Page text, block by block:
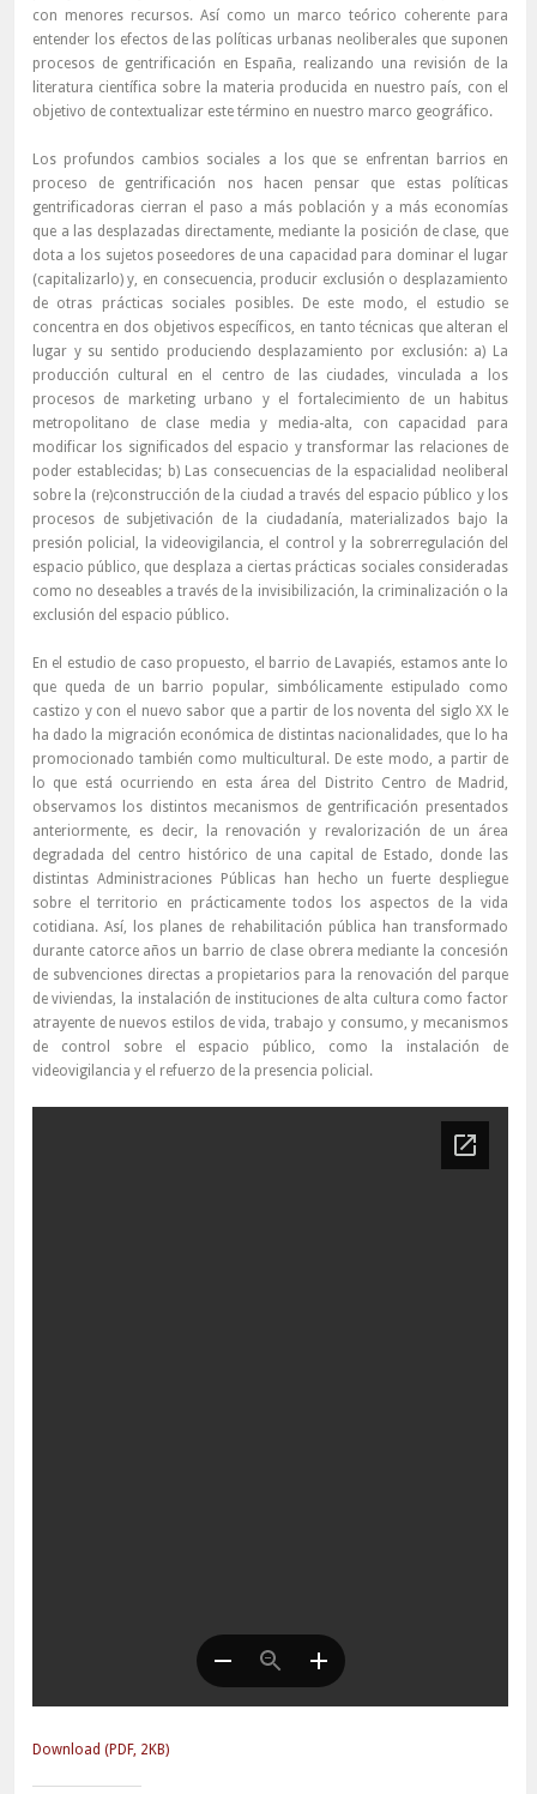
con menores recursos. Así como un marco teórico coherente para
entender los efectos de las políticas urbanas neoliberales que suponen
procesos de gentrificación en España, realizando una revisión de la
literatura científica sobre la materia producida en nuestro país, con el
objetivo de contextualizar este término en nuestro marco geográfico.
Los profundos cambios sociales a los que se enfrentan barrios en
proceso de gentrificación nos hacen pensar que estas políticas
gentrificadoras cierran el paso a más población y a más economías
que a las desplazadas directamente, mediante la posición de clase, que
dota a los sujetos poseedores de una capacidad para dominar el lugar
(capitalizarlo) y, en consecuencia, producir exclusión o desplazamiento
de otras prácticas sociales posibles. De este modo, el estudio se
concentra en dos objetivos específicos, en tanto técnicas que alteran el
lugar y su sentido produciendo desplazamiento por exclusión: a) La
producción cultural en el centro de las ciudades, vinculada a los
procesos de marketing urbano y el fortalecimiento de un habitus
metropolitano de clase media y media-alta, con capacidad para
modificar los significados del espacio y transformar las relaciones de
poder establecidas; b) Las consecuencias de la espacialidad neoliberal
sobre la (re)construcción de la ciudad a través del espacio público y los
procesos de subjetivación de la ciudadanía, materializados bajo la
presión policial, la videovigilancia, el control y la sobrerregulación del
espacio público, que desplaza a ciertas prácticas sociales consideradas
como no deseables a través de la invisibilización, la criminalización o la
exclusión del espacio público.
En el estudio de caso propuesto, el barrio de Lavapiés, estamos ante lo
que queda de un barrio popular, simbólicamente estipulado como
castizo y con el nuevo sabor que a partir de los noventa del siglo XX le
ha dado la migración económica de distintas nacionalidades, que lo ha
promocionado también como multicultural. De este modo, a partir de
lo que está ocurriendo en esta área del Distrito Centro de Madrid,
observamos los distintos mecanismos de gentrificación presentados
anteriormente, es decir, la renovación y revalorización de un área
degradada del centro histórico de una capital de Estado, donde las
distintas Administraciones Públicas han hecho un fuerte despliegue
sobre el territorio en prácticamente todos los aspectos de la vida
cotidiana. Así, los planes de rehabilitación pública han transformado
durante catorce años un barrio de clase obrera mediante la concesión
de subvenciones directas a propietarios para la renovación del parque
de viviendas, la instalación de instituciones de alta cultura como factor
atrayente de nuevos estilos de vida, trabajo y consumo, y mecanismos
de control sobre el espacio público, como la instalación de
videovigilancia y el refuerzo de la presencia policial.
Download (PDF, 2KB)